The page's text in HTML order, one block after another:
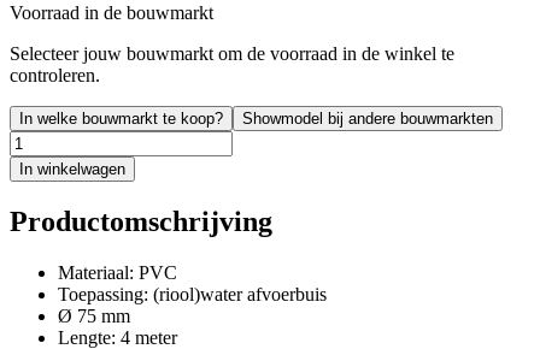
Voorraad in de bouwmarkt
Selecteer jouw bouwmarkt om de voorraad in de winkel te
controleren.
In welke bouwmarkt te koop? Showmodel bij andere bouwmarkten
In winkelwagen
Productomschrijving
Materiaal: PVC
Toepassing: (riool)water afvoerbuis
Ø 75 mm
Lengte: 4 meter